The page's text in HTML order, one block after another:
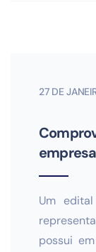
27 DE
Um
possui